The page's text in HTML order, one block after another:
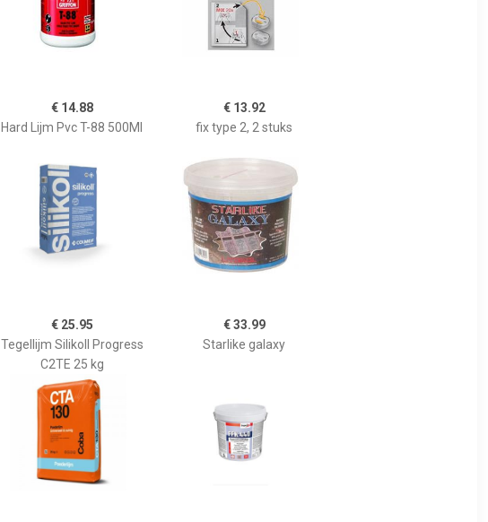
€ 14.88
Hard Lijm Pvc T-88 500Ml
€ 13.92
fix type 2, 2 stuks
€ 25.95
Tegellijm Silikoll Progress
C2TE 25 kg
€ 33.99
Starlike galaxy